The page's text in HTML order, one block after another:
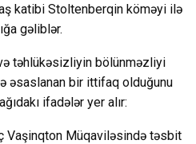
katibi Stoltenberqin köməyi ilə
gəliblər.
təhlükəsizliyin bölünməzliyi
əsaslanan bir ittifaq olduğunu
ifadələr yer alır:
Vaşinqton Müqaviləsində təsbit